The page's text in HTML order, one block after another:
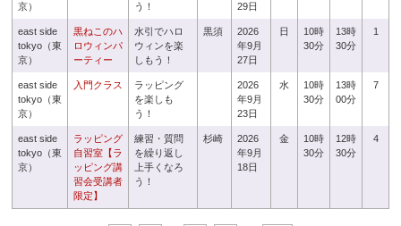
京）
う！
29日
east side
tokyo（東
京）
黒ねこのハ
ロウィンパ
ーティー
水引でハロ
ウィンを楽
しもう！
黒須
2026
年9月
27日
日
10時
30分
13時
30分
1
east side
tokyo（東
京）
入門クラス
ラッピング
を楽しも
う！
2026
年9月
23日
水
10時
30分
13時
00分
7
east side
tokyo（東
京）
ラッピング
自習室【ラ
ッピング講
習会受講者
限定】
練習・質問
を繰り返し
上手くなろ
う！
杉崎
2026
年9月
18日
金
10時
30分
12時
30分
4